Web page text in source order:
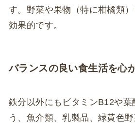
す。野菜や果物（特に柑橘類
効果的です。
バランスの良い食生活を心
鉄分以外にもビタミンB12や葉
う、魚介類、乳製品、緑黄色